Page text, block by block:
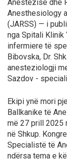
Anestezisë dhe
Anesthesiology
(JARSS) — i
nga Spitali Klinik
infermiere të
Bibovska, Dr.
anesteziologji
Sazdov -
Ekipi ynë mori
Ballkanike të
më 27 prill 2025
në Shkup.
Specialistë të
ndërsa tema e